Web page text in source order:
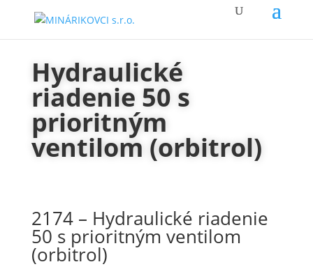
Hydraulické
riadenie 50 s
prioritným
ventilom (orbitrol)
2174 – Hydraulické riadenie
50 s prioritným ventilom
(orbitrol)